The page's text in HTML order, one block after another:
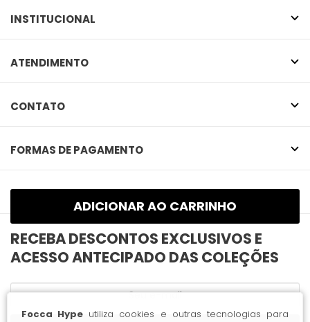
Focca Hype utiliza cookies e outras tecnologias para
INSTITUCIONAL
ATENDIMENTO
CONTATO
FORMAS DE PAGAMENTO
SELOS